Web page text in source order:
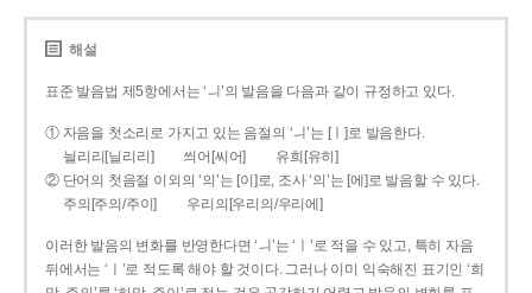
해설
표준 발음법 제5항에서는 ‘ㅢ’의 발음을 다음과 같이 규정하고 있다.
① 자음을 첫소리로 가지고 있는 음절의 ‘ㅢ’는 [ㅣ]로 발음한다.
늴리리[닐리리]
씌어[씨어]
유희[유히]
② 단어의 첫음절 이외의 ‘의’는 [이]로, 조사 ‘의’는 [에]로 발음할 수 있다.
주의[주의/주이]
우리의[우리의/우리에]
이러한 발음의 변화를 반영한다면 ‘ㅢ’는 ‘ㅣ’로 적을 수 있고, 특히 자음
뒤에서는 ‘ㅣ’로 적도록 해야 할 것이다. 그러나 이미 익숙해진 표기인 ‘희